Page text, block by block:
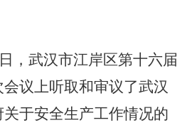
日， 武汉市江岸区第十六届
会议上听取和审议了武汉
于安全生产工作情况的